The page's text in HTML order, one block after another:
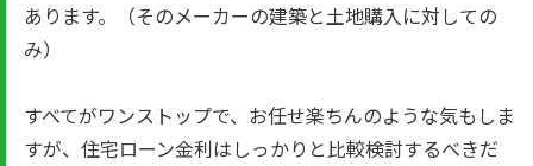
あります。（そのメーカーの建築と土地購入に対しての
み）
すべてがワンストップで、お任せ楽ちんのような気もしま
すが、住宅ローン金利はしっかりと比較検討するべきだ